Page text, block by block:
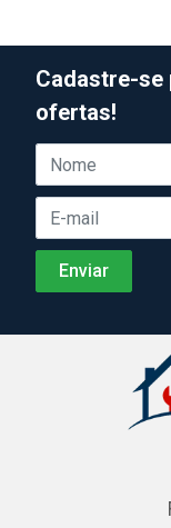
Cadastre-se
ofertas!